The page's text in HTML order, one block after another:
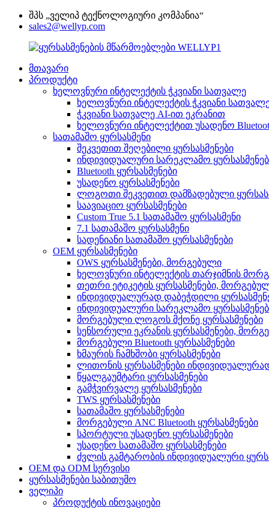
შპს „ველიპ ტექნოლოგიური კომპანია“
sales2@wellyp.com
მთავარი
პროდუქტი
ხელოვნური ინტელექტის ჭკვიანი სათვალე
ხელოვნური ინტელექტის ჭკვიანი
ჭკვიანი სათვალე AI-ით ეკრანით
ხელოვნური ინტელექტით უსადენო
სათამაშო ყურსასმენი
შეკვეთით შეღებილი ყურსასმენები
ინდივიდუალური სარეკლამო
Bluetooth ყურსასმენები
უსადენო ყურსასმენები
ლოგოთი შეკვეთით დამზადებული
საავიაციო ყურსასმენები
Custom True 5.1 სათამაშო ყურსასმენი
7.1 სათამაშო ყურსასმენი
სადენიანი სათამაშო ყურსასმენები
OEM ყურსასმენები
OWS ყურსასმენები, მორგებული
ხელოვნური ინტელექტის თარჯიმნის
თეთრი ეტიკეტის ყურსასმენები,
ინდივიდუალურად დაბეჭდილი
ინდივიდუალური სარეკლამო
მორგებული ლოგოს მქონე ყურსასმენები
სენსორული ეკრანის ყურსასმენები,
მორგებული Bluetooth ყურსასმენები
ხმაურის ჩამხშობი ყურსასმენები
ლითონის ყურსასმენები
წყალგაუმტარი ყურსასმენები
გამჭვირვალე ყურსასმენები
TWS ყურსასმენები
სათამაშო ყურსასმენები
მორგებული ANC Bluetooth ყურსასმენები
სპორტული უსადენო ყურსასმენები
უსადენო სათამაშო ყურსასმენები
ძვლის გამტარობის ინდივიდუალური
OEM და ODM სერვისი
ყურსასმენები საბითუმო
ველიპი
პროდუქტის ინოვაციები